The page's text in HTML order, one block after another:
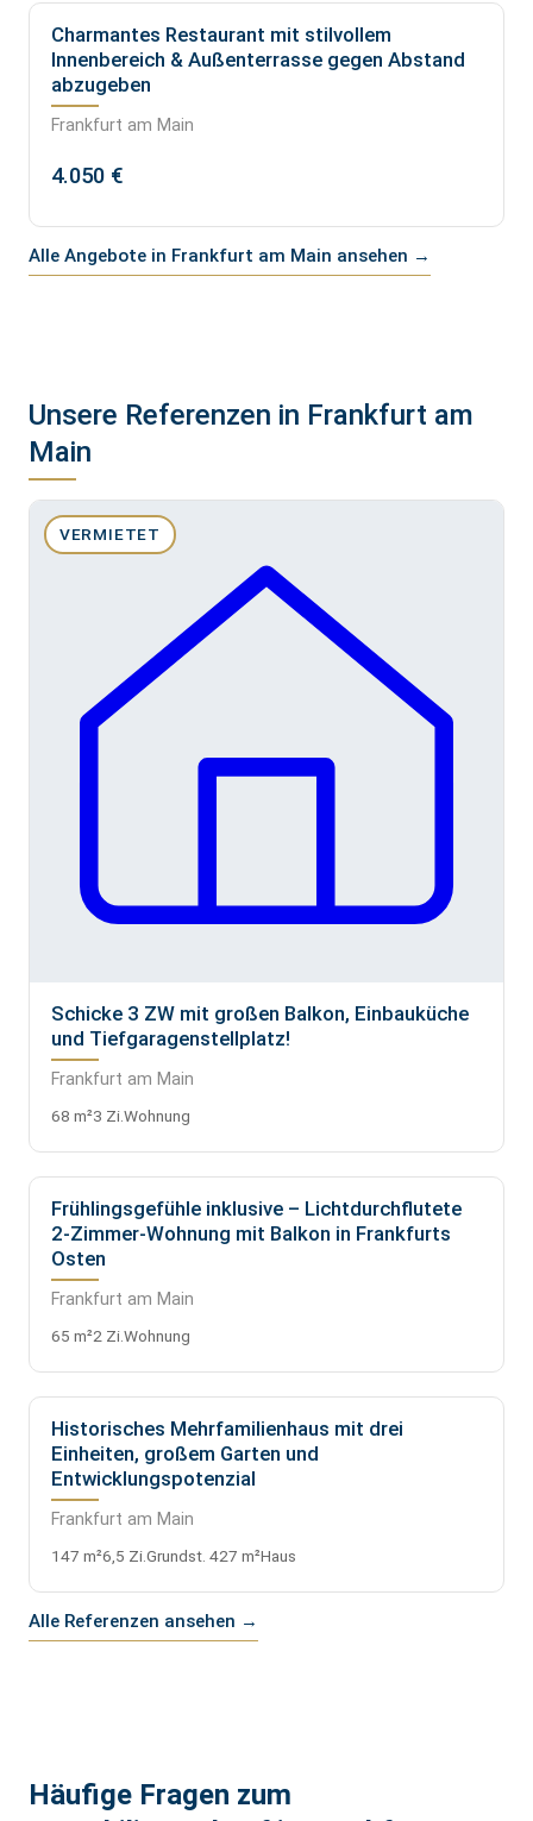
Charmantes Restaurant mit stilvollem
Innenbereich & Außenterrasse gegen Abstand
abzugeben
Frankfurt am Main
4.050 €
Alle Angebote in Frankfurt am Main ansehen →
Unsere Referenzen in Frankfurt am
Main
VERMIETET
Schicke 3 ZW mit großen Balkon, Einbauküche
und Tiefgaragenstellplatz!
Frankfurt am Main
68 m²3 Zi.Wohnung
VERMIETET
Frühlingsgefühle inklusive – Lichtdurchflutete
2-Zimmer-Wohnung mit Balkon in Frankfurts
Osten
Frankfurt am Main
65 m²2 Zi.Wohnung
VERKAUFT
Historisches Mehrfamilienhaus mit drei
Einheiten, großem Garten und
Entwicklungspotenzial
Frankfurt am Main
147 m²6,5 Zi.Grundst. 427 m²Haus
Alle Referenzen ansehen →
Häufige Fragen zum